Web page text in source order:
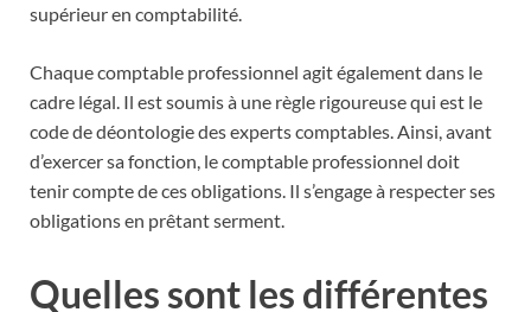
supérieur en comptabilité.
Chaque comptable professionnel agit également dans le
cadre légal. Il est soumis à une règle rigoureuse qui est le
code de déontologie des experts comptables. Ainsi, avant
d’exercer sa fonction, le comptable professionnel doit
tenir compte de ces obligations. Il s’engage à respecter ses
obligations en prêtant serment.
Quelles sont les différentes